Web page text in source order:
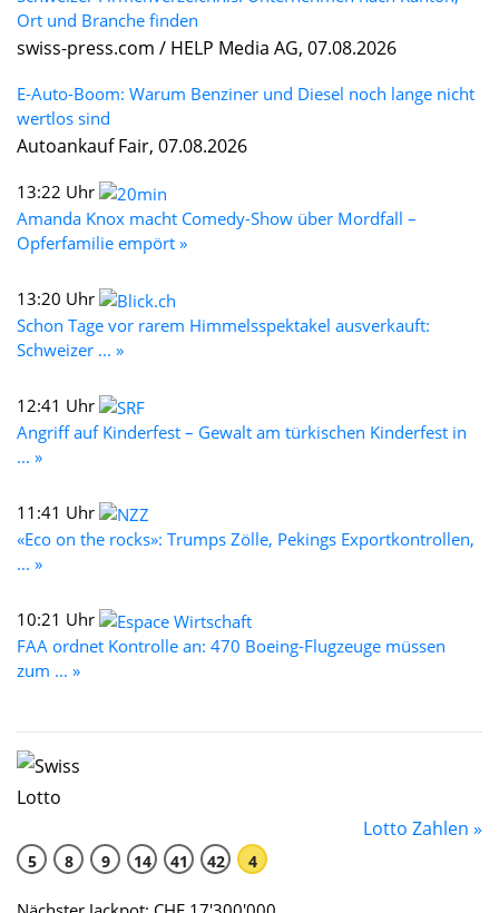
Ort und Branche finden
swiss-press.com / HELP Media AG, 07.08.2026
E-Auto-Boom: Warum Benziner und Diesel noch lange nicht
wertlos sind
Autoankauf Fair, 07.08.2026
13:22 Uhr
Amanda Knox macht Comedy-Show über Mordfall –
Opferfamilie empört »
13:20 Uhr
Schon Tage vor rarem Himmelsspektakel ausverkauft:
Schweizer ... »
12:41 Uhr
Angriff auf Kinderfest – Gewalt am türkischen Kinderfest in
... »
11:41 Uhr
«Eco on the rocks»: Trumps Zölle, Pekings Exportkontrollen,
... »
10:21 Uhr
FAA ordnet Kontrolle an: 470 Boeing-Flugzeuge müssen
zum ... »
Lotto Zahlen »
5 8 9 14 41 42 4